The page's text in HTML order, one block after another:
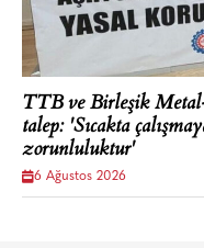
TTB ve Birleşik
talep: 'Sıcakta
zorunluluktur'
6 Ağustos 2026